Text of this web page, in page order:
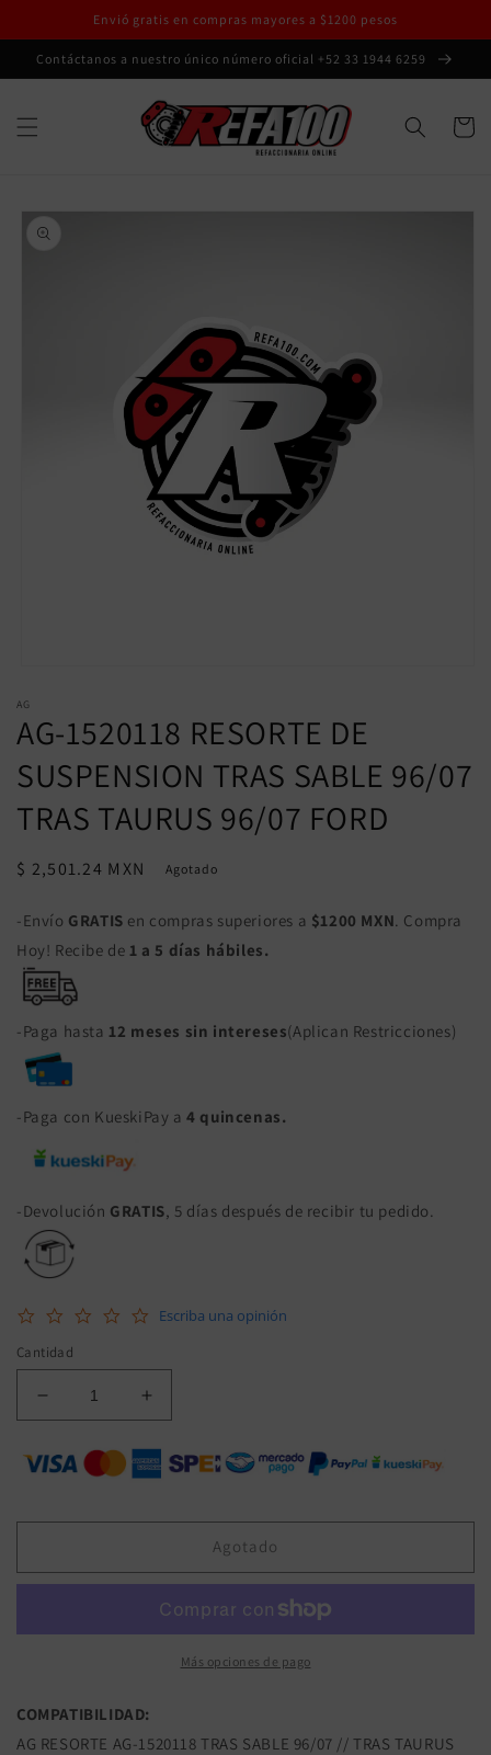
directamente
al contenido
Envió gratis en compras mayores a $1200 pesos
Contáctanos a nuestro único número oficial +52 33 1944 6259
Carrito
directamente
a la
multimedia
1
en
ventana
modal
AG
AG-1520118 RESORTE DE
SUSPENSION TRAS SABLE 96/07
TRAS TAURUS 96/07 FORD
Precio
$ 2,501.24 MXN Agotado
-Envío GRATIS en compras superiores a $1200 MXN. Compra
Hoy! Recibe de 1 a 5 días hábiles.
-Paga hasta 12 meses sin intereses(Aplican Restricciones)
-Paga con KueskiPay a4 quincenas.
-Devolución GRATIS, 5 días después de recibir tu pedido.
0.0
Escriba una opinión
Cantidad
Reducir
cantidad
para
AG-
RESORTE
TRAS
96/07
96/07
FORD
Aumentar
cantidad
para
AG-
RESORTE
TRAS
SABLE
96/07
TRAS
FORD
Agotado
Más opciones de pago
COMPATIBILIDAD:
AG RESORTE AG-1520118 TRAS SABLE 96/07 // TRAS TAURUS